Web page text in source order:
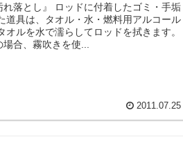
落とし』 ロッドに付着したゴミ・手垢
道具は、タオル・水・燃料用アルコール
オルを水で濡らしてロッドを拭きます。
合、霧吹きを使...
2011.07.25